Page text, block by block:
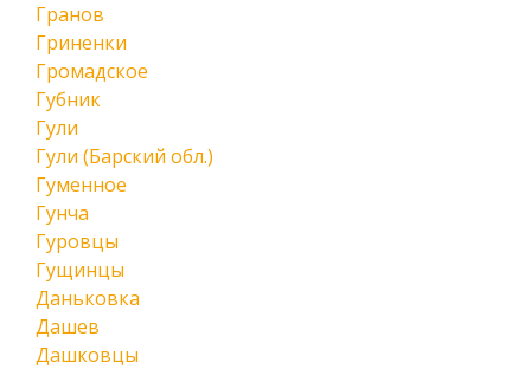
Гранов
Гриненки
Громадское
Губник
Гули
Гули (Барский обл.)
Гуменное
Гунча
Гуровцы
Гущинцы
Даньковка
Дашев
Дашковцы